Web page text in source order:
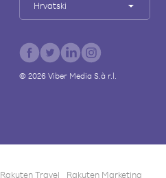
Hrvatski
© 2026Viber Media S.à r.l.
Rakuten Travel Rakuten Marketing